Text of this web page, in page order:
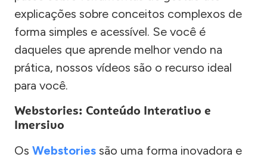
explicações sobre conceitos complexos de
forma simples e acessível. Se você é
daqueles que aprende melhor vendo na
prática, nossos vídeos são o recurso ideal
para você.
Webstories: Conteúdo Interativo e
Imersivo
Os Webstories são uma forma inovadora e